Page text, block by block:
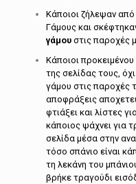
Κάποιοι ζήλεψαν
Γάμους και
γάμουστις παροχές
Κάποιοι
της σελίδας τους,
γάμου στις παροχές
αποφράξεις
φτιάξει και λίστες
κάποιος ψάχνει για
σελίδα μέσα στην
τόσο σπάνιο είναι
τη λεκάνη του
βρήκε τραγούδι